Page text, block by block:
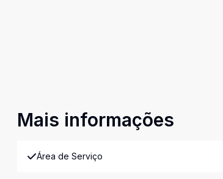
Mais informações
Área de Serviço